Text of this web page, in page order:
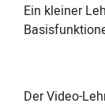
Ein kleiner
Der Video-